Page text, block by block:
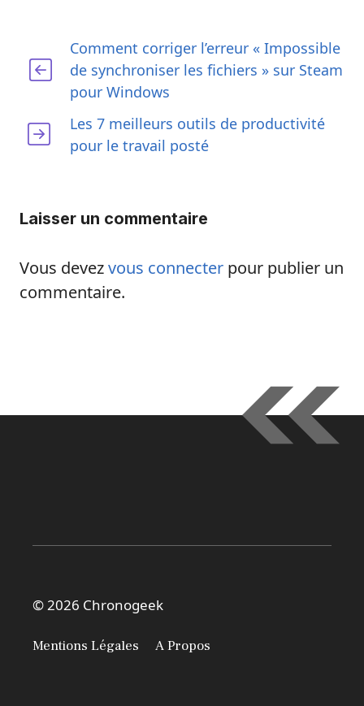
Comment corriger l’erreur « Impossible
de synchroniser les fichiers » sur Steam
pour Windows
Les 7 meilleurs outils de productivité
pour le travail posté
Laisser un commentaire
Vous devezvous connecter pour publier un
commentaire.
© 2026 Chronogeek
Mentions Légales A Propos